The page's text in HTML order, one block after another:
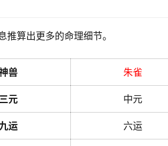
算出更多的命理细节。
兽 朱雀
三元 中元
九运 六运